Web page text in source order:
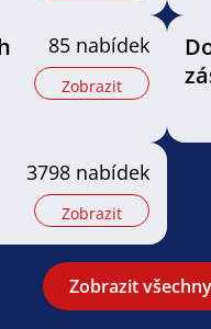
85 nabídek
Zobrazit
3798 nabídek
Zobrazit
Zobrazit